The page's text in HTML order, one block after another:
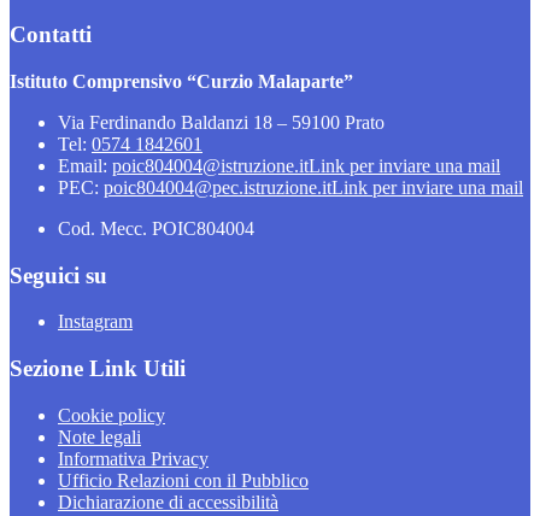
Contatti
Istituto Comprensivo “Curzio Malaparte”
Via Ferdinando Baldanzi 18 – 59100 Prato
Tel: 0574 1842601
Email: poic804004@istruzione.itLink per inviare una mail
PEC: poic804004@pec.istruzione.itLink per inviare una mail
Cod. Mecc. POIC804004
Seguici su
Instagram
Sezione Link Utili
Cookie policy
Note legali
Informativa Privacy
Ufficio Relazioni con il Pubblico
Dichiarazione di accessibilità